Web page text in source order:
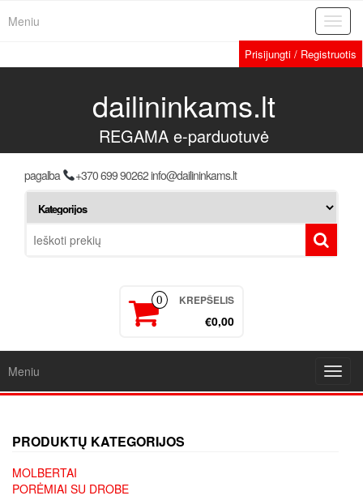
Meniu
Prisijungti / Registruotis
dailininkams.lt
REGAMA e-parduotuvė
pagalba +370 699 90262 info@dailininkams.lt
0 KREPŠELIS
€0,00
Meniu
PRODUKTŲ KATEGORIJOS
MOLBERTAI
PORĖMIAI SU DROBE